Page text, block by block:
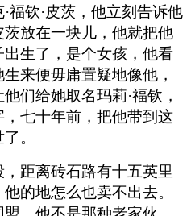
福钦·皮茨，他立刻告诉他
放在一块儿，他就把他
生了，是个女孩，他看
来便毋庸置疑地像他，
们给她取名玛莉·福钦，
七十年前，把他带到这
。
距离砖石路有十五英里
的地怎么也卖不出去。